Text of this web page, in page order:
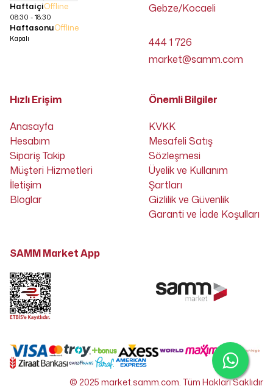
HaftaiçiOffline
08:30 - 18:30
HaftasonuOffline
Kapalı
Gebze/Kocaeli
444 1 726
market@samm.com
Hızlı Erişim
Anasayfa
Hesabım
Sipariş Takip
Müşteri Hizmetleri
İletişim
Bloglar
Önemli Bilgiler
KVKK
Mesafeli Satış
Sözleşmesi
Üyelik ve Kullanım
Şartları
Gizlilik ve Güvenlik
Garanti ve İade Koşulları
SAMM Market App
© 2025 market.samm.com. Tüm Hakları Saklıdır